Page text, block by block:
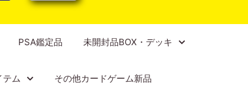
PSA鑑定品 未開封品BOX・デッキ
テム その他カードゲーム新品